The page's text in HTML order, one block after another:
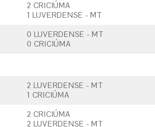
2 CRICIÚMA
1 LUVERDENSE - MT
0 LUVERDENSE - MT
0 CRICIÚMA
2 LUVERDENSE - MT
1 CRICIÚMA
2 CRICIÚMA
2 LUVERDENSE - MT